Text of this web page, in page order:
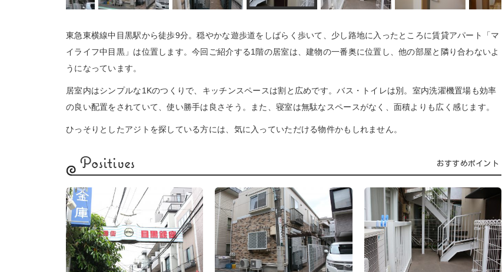
東急東横線中目黒駅から徒歩9分。穏やかな遊歩道をしばらく歩いて、少し路地に入ったところに賃貸アパート「マ
イライフ中目黒」は位置します。今回ご紹介する1階の居室は、建物の一番奥に位置し、他の部屋と隣り合わないよ
うになっています。
居室内はシンプルな1Kのつくりで、キッチンスペースは割と広めです。バス・トイレは別。室内洗濯機置場も効率
の良い配置をされていて、使い勝手は良さそう。また、寝室は無駄なスペースがなく、面積よりも広く感じます。
ひっそりとしたアジトを探している方には、気に入っていただける物件かもしれません。
Positives おすすめポイント